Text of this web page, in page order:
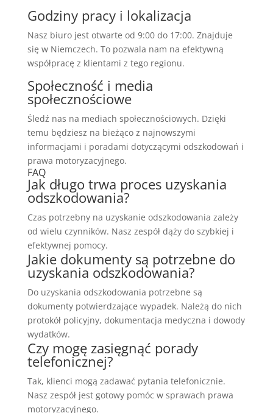
Godziny pracy i lokalizacja
Nasz biuro jest otwarte od 9:00 do 17:00. Znajduje
się w Niemczech. To pozwala nam na efektywną
współpracę z klientami z tego regionu.
Społeczność i media
społecznościowe
Śledź nas na mediach społecznościowych. Dzięki
temu będziesz na bieżąco z najnowszymi
informacjami i poradami dotyczącymi odszkodowań i
prawa motoryzacyjnego.
FAQ
Jak długo trwa proces uzyskania
odszkodowania?
Czas potrzebny na uzyskanie odszkodowania zależy
od wielu czynników. Nasz zespół dąży do szybkiej i
efektywnej pomocy.
Jakie dokumenty są potrzebne do
uzyskania odszkodowania?
Do uzyskania odszkodowania potrzebne są
dokumenty potwierdzające wypadek. Należą do nich
protokół policyjny, dokumentacja medyczna i dowody
wydatków.
Czy mogę zasięgnąć porady
telefonicznej?
Tak, klienci mogą zadawać pytania telefonicznie.
Nasz zespół jest gotowy pomóc w sprawach prawa
motoryzacyjnego.